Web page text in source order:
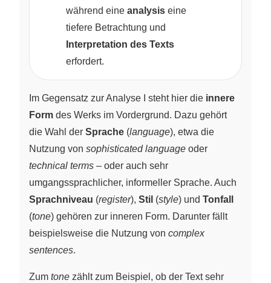
während eine analysis eine
tiefere Betrachtung und
Interpretation des Texts
erfordert.
Im Gegensatz zur Analyse I steht hier die innere
Form des Werks im Vordergrund. Dazu gehört
die Wahl der Sprache (language), etwa die
Nutzung von sophisticated language oder
technical terms – oder auch sehr
umgangssprachlicher, informeller Sprache. Auch
Sprachniveau (register), Stil (style) und Tonfall
(tone) gehören zur inneren Form. Darunter fällt
beispielsweise die Nutzung von complex
sentences.
Zum tone zählt zum Beispiel, ob der Text sehr